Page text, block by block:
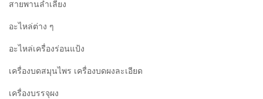
สายพานลำเลียง
อะไหล่ต่าง ๆ
อะไหล่เครื่องร่อนแป้ง
เครื่องบดสมุนไพร เครื่องบดผงละเอียด
เครื่องบรรจุผง